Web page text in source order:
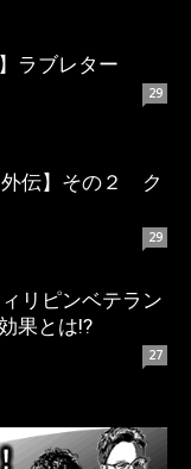
ラブレター
29
外伝】その２ ク
29
リピンベテラン
果とは!?
27